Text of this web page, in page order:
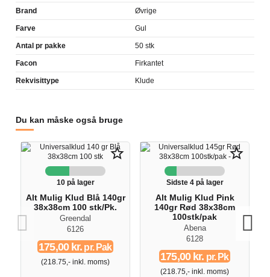
Brand Øvrige
Farve Gul
Antal pr pakke 50 stk
Facon Firkantet
Rekvisittype Klude
Du kan måske også bruge
star_border
10 på lager
Alt Mulig Klud Blå 140gr
38x38cm 100 stk/Pk.
Greendal
6126
175,00 kr. pr. Pak
(218.75,- inkl. moms)
star_border
Sidste 4 på lager
Alt Mulig Klud Pink
140gr Rød 38x38cm
100stk/pak
Abena
6128
175,00 kr. pr. Pk
(218.75,- inkl. moms)